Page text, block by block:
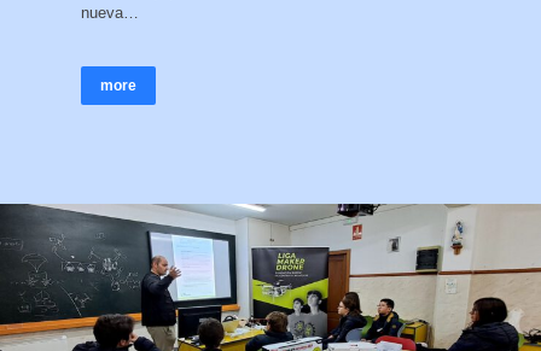
nueva…
more